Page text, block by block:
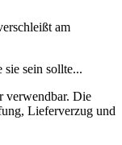
am
sein sollte...
verwendbar. Die
Lieferverzug und